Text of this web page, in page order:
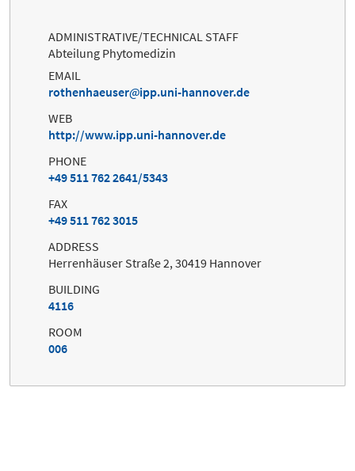
ADMINISTRATIVE/TECHNICAL STAFF
Abteilung Phytomedizin
EMAIL
rothenhaeuser
ipp.uni-hannover.de
WEB
http://www.ipp.uni-hannover.de
PHONE
+49 511 762 2641/5343
FAX
+49 511 762 3015
ADDRESS
Herrenhäuser Straße 2, 30419 Hannover
BUILDING
4116
ROOM
006